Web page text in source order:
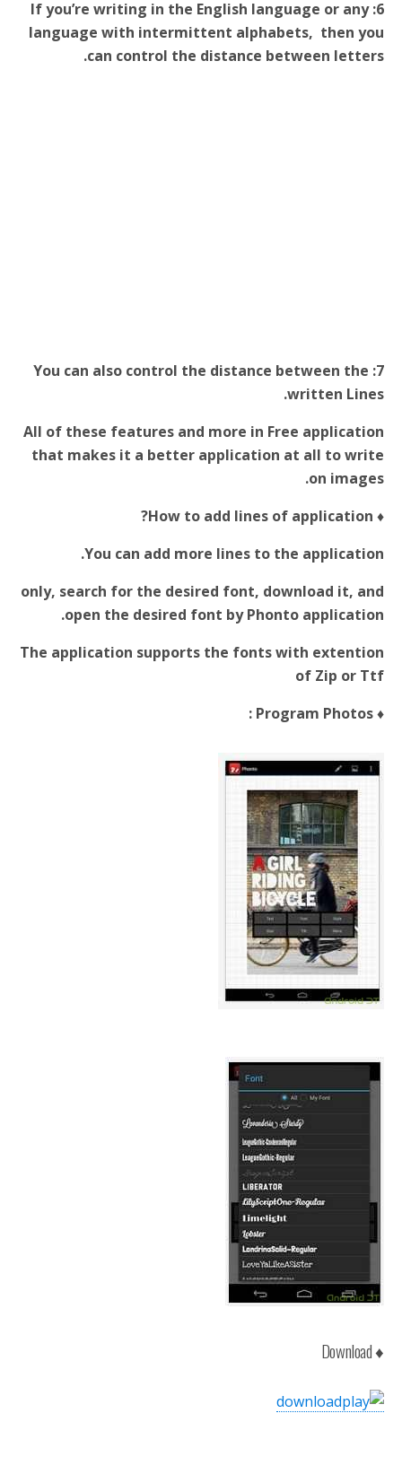
6: If you’re writing in the English language or any
language with intermittent alphabets, then you
can control the distance between letters.
7: You can also control the distance between the
written Lines.
All of these features and more in Free application
that makes it a better application at all to write
on images.
♦
You can add more lines to the application.
only, search for the desired font, download it, and
open the desired font by Phonto application.
The application supports the fonts with extention
of Zip or Ttf
♦
♦ Download